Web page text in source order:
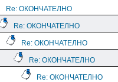
Re: ОКОНЧАТЕЛНО
Re: ОКОНЧАТЕЛНО
Re: ОКОНЧАТЕЛНО
Re: ОКОНЧАТЕЛНО
Re: ОКОНЧАТЕЛНО